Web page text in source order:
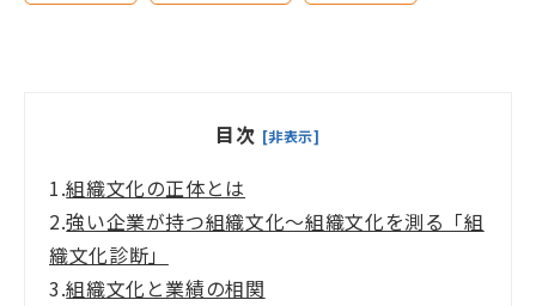
目次 [非表示]
1.組織文化の正体とは
2.強い企業が持つ組織文化～組織文化を測る「組
織文化診断」
3.組織文化と業績の相関